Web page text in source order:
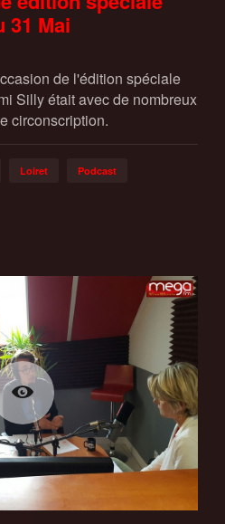
31 Mai
de l'édition spéciale
Silly était avec de nombreux
circonscription.
Loiret Podcast